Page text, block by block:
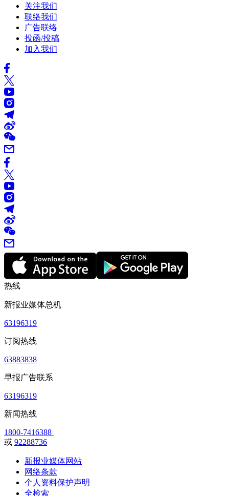
关注我们
联络我们
广告联络
投函/投稿
加入我们
热线
新报业媒体总机
63196319
订阅热线
63883838
早报广告联系
63196319
新闻热线
1800-7416388
或 92288736
新报业媒体网站
网络条款
个人资料保护声明
全检索